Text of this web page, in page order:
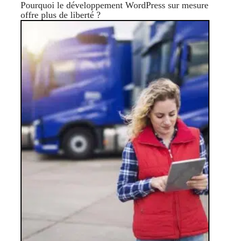
Pourquoi le développement WordPress sur mesure
offre plus de liberté ?